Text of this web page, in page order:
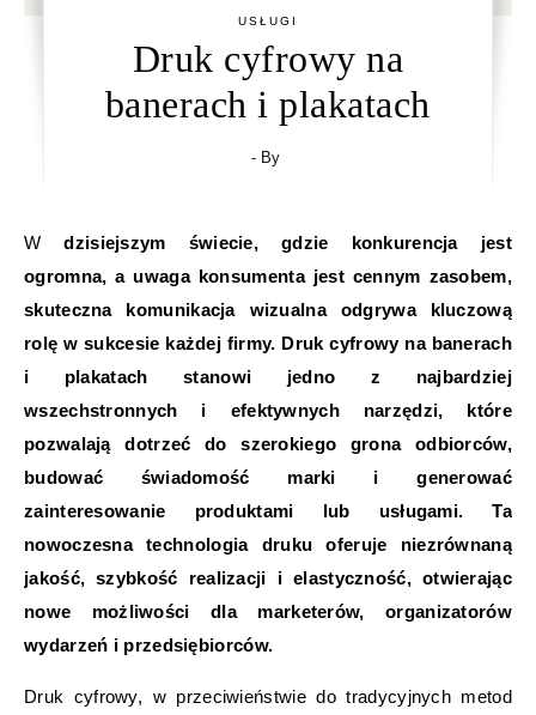
USŁUGI
Druk cyfrowy na
banerach i plakatach
- By
W dzisiejszym świecie, gdzie konkurencja jest
ogromna, a uwaga konsumenta jest cennym zasobem,
skuteczna komunikacja wizualna odgrywa kluczową
rolę w sukcesie każdej firmy. Druk cyfrowy na banerach
i plakatach stanowi jedno z najbardziej
wszechstronnych i efektywnych narzędzi, które
pozwalają dotrzeć do szerokiego grona odbiorców,
budować świadomość marki i generować
zainteresowanie produktami lub usługami. Ta
nowoczesna technologia druku oferuje niezrównaną
jakość, szybkość realizacji i elastyczność, otwierając
nowe możliwości dla marketerów, organizatorów
wydarzeń i przedsiębiorców.
Druk cyfrowy, w przeciwieństwie do tradycyjnych metod